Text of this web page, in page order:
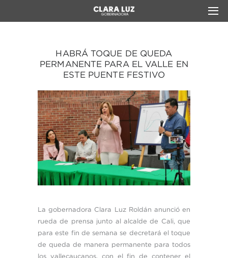
HABRÁ TOQUE DE QUEDA
PERMANENTE PARA EL VALLE EN
ESTE PUENTE FESTIVO
La gobernadora Clara Luz Roldán anunció en
rueda de prensa junto al alcalde de Cali, que
para este fin de semana se decretará el toque
de queda de manera permanente para todos
los vallecaucanos, con el fin de contener el